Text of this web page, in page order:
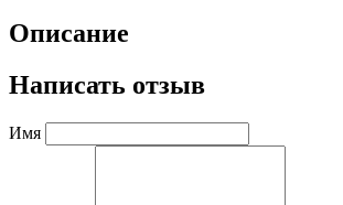
Описание
Написать отзыв
Имя